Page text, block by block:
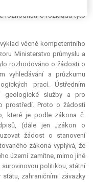
rozhodnutí o rozkladu tyto
věcně kompetentního
Ministerstvo průmyslu a
rozhodováno o žádosti o
vyhledávání a průzkumu
prací. Ústředním
geologické služby a pro
prostředí. Proto o žádosti
které je podle zákona č.
(dále jen „zákon o
žádost o stanovení
zákona vyplývá, že
území zamítne, mimo jiné
surovinovou politikou, státní
zahraničními závazky